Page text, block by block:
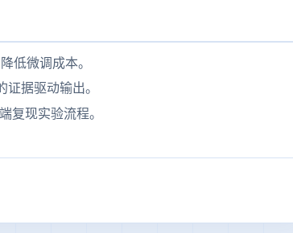
低微调成本。
据驱动输出。
现实验流程。